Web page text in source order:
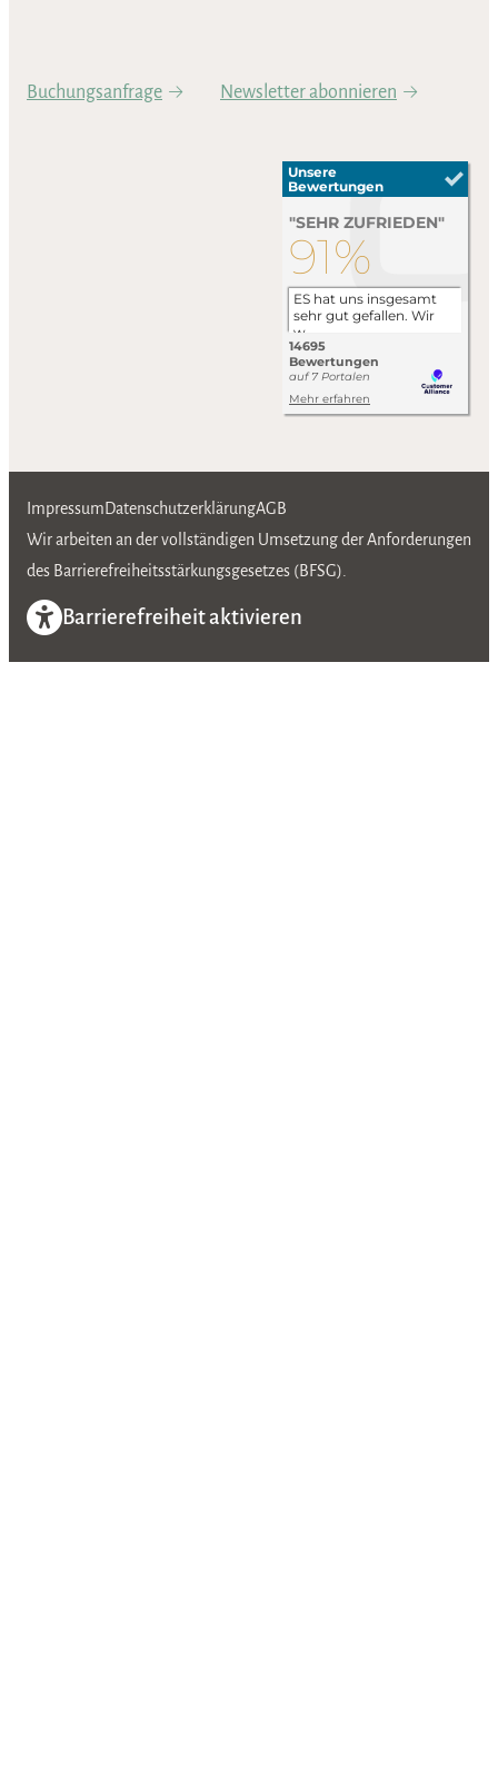
Buchungsanfrage Newsletter abonnieren
ImpressumDatenschutzerklärungAGB
Wir arbeiten an der vollständigen Umsetzung der Anforderungen
des Barrierefreiheitsstärkungsgesetzes (BFSG).
Barrierefreiheit aktivieren